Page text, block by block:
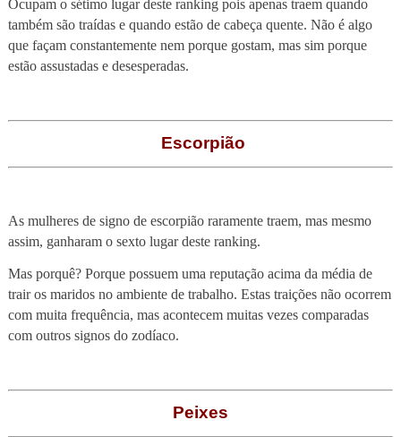
Ocupam o sétimo lugar deste ranking pois apenas traem quando
também são traídas e quando estão de cabeça quente. Não é algo
que façam constantemente nem porque gostam, mas sim porque
estão assustadas e desesperadas.
Escorpião
As mulheres de signo de escorpião raramente traem, mas mesmo
assim, ganharam o sexto lugar deste ranking.
Mas porquê? Porque possuem uma reputação acima da média de
trair os maridos no ambiente de trabalho. Estas traições não ocorrem
com muita frequência, mas acontecem muitas vezes comparadas
com outros signos do zodíaco.
Peixes